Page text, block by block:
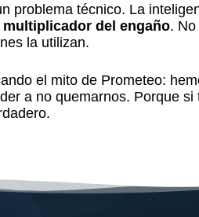
problema técnico. La
multiplicador del engaño.
la utilizan.
el mito de Prometeo:
a no quemarnos. Porque